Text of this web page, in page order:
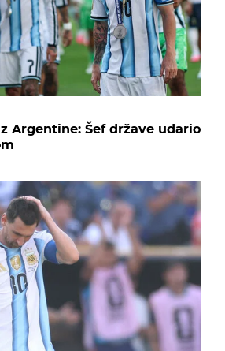
Argentine: Šef države udario